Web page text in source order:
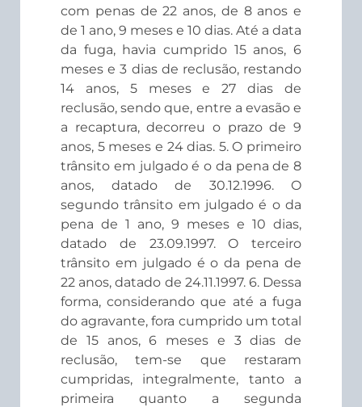
com penas de 22 anos, de 8 anos e
de 1 ano, 9 meses e 10 dias. Até a data
da fuga, havia cumprido 15 anos, 6
meses e 3 dias de reclusão, restando
14 anos, 5 meses e 27 dias de
reclusão, sendo que, entre a evasão e
a recaptura, decorreu o prazo de 9
anos, 5 meses e 24 dias. 5. O primeiro
trânsito em julgado é o da pena de 8
anos, datado de 30.12.1996. O
segundo trânsito em julgado é o da
pena de 1 ano, 9 meses e 10 dias,
datado de 23.09.1997. O terceiro
trânsito em julgado é o da pena de
22 anos, datado de 24.11.1997. 6. Dessa
forma, considerando que até a fuga
do agravante, fora cumprido um total
de 15 anos, 6 meses e 3 dias de
reclusão, tem-se que restaram
cumpridas, integralmente, tanto a
primeira quanto a segunda